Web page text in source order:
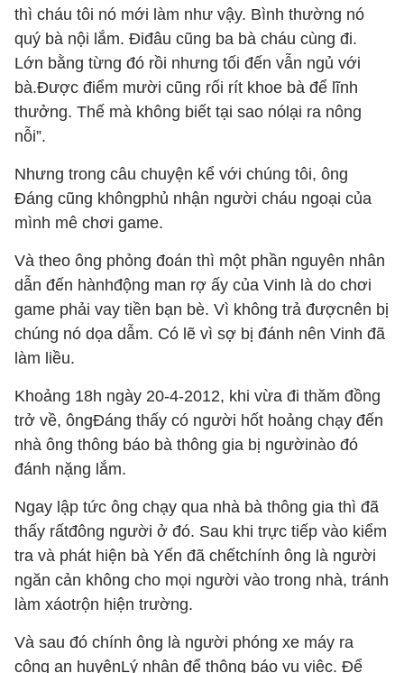
thì cháu tôi nó mới làm như vậy. Bình thường nó
quý bà nội lắm. Điđâu cũng ba bà cháu cùng đi.
Lớn bằng từng đó rồi nhưng tối đến vẫn ngủ với
bà.Được điểm mười cũng rối rít khoe bà để lĩnh
thưởng. Thế mà không biết tại sao nólại ra nông
nỗi”.
Nhưng trong câu chuyện kể với chúng tôi, ông
Đáng cũng khôngphủ nhận người cháu ngoại của
mình mê chơi game.
Và theo ông phỏng đoán thì một phần nguyên nhân
dẫn đến hànhđộng man rợ ấy của Vinh là do chơi
game phải vay tiền bạn bè. Vì không trả đượcnên bị
chúng nó dọa dẫm. Có lẽ vì sợ bị đánh nên Vinh đã
làm liều.
Khoảng 18h ngày 20-4-2012, khi vừa đi thăm đồng
trở về, ôngĐáng thấy có người hốt hoảng chạy đến
nhà ông thông báo bà thông gia bị ngườinào đó
đánh nặng lắm.
Ngay lập tức ông chạy qua nhà bà thông gia thì đã
thấy rấtđông người ở đó. Sau khi trực tiếp vào kiểm
tra và phát hiện bà Yến đã chếtchính ông là người
ngăn cản không cho mọi người vào trong nhà, tránh
làm xáotrộn hiện trường.
Và sau đó chính ông là người phóng xe máy ra
công an huyệnLý nhân để thông báo vụ việc. Để